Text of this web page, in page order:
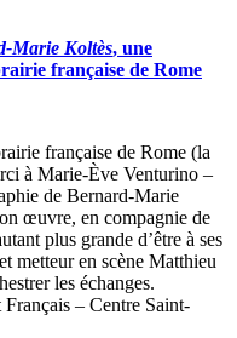
Marie Koltès, une
française de Rome
française de Rome (la
à Marie-Ève Venturino –
de Bernard-Marie
œuvre, en compagnie de
plus grande d’être à ses
metteur en scène Matthieu
les échanges.
– Centre Saint-